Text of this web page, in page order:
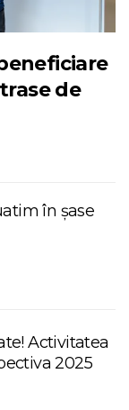
de
în șase
Activitatea
2025